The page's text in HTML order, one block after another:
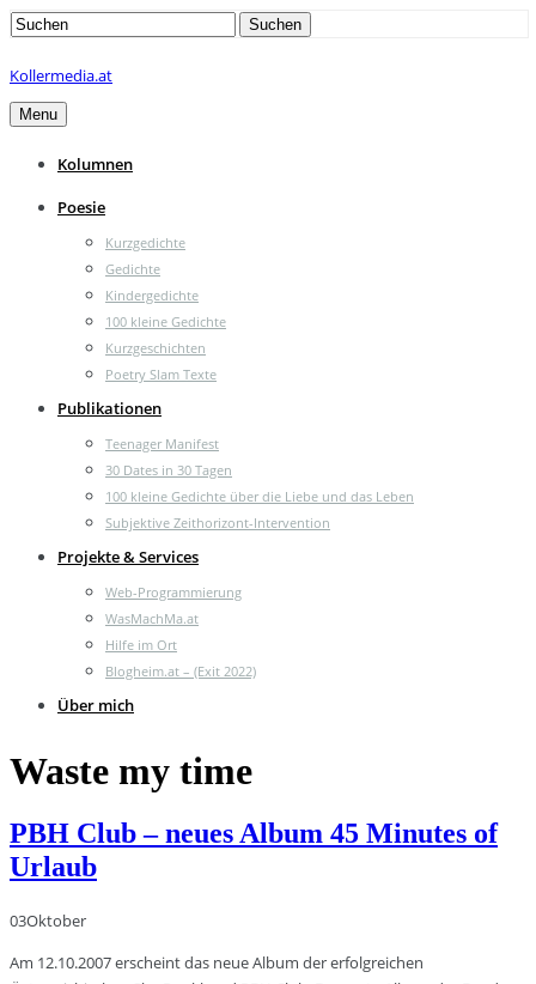
Search
Suchen
Kollermedia.at
Menu
Kolumnen
Poesie
Kurzgedichte
Gedichte
Kindergedichte
100 kleine Gedichte
Kurzgeschichten
Poetry Slam Texte
Publikationen
Teenager Manifest
30 Dates in 30 Tagen
100 kleine Gedichte über die Liebe und das Leben
Subjektive Zeithorizont-Intervention
Projekte & Services
Web-Programmierung
WasMachMa.at
Hilfe im Ort
Blogheim.at – (Exit 2022)
Über mich
Waste my time
PBH Club – neues Album 45 Minutes of
Urlaub
03Oktober
Am 12.10.2007 erscheint das neue Album der erfolgreichen